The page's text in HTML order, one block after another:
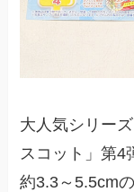
大人気シリー
スコット」第4
約3.3～5.5cm